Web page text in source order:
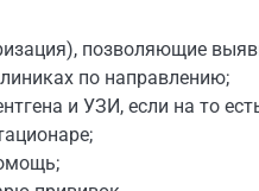
позволяющие
по направлению;
и УЗИ, если на то